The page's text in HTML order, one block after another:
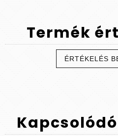
Termék
ÉRTÉKELÉS
Kapcsolódó